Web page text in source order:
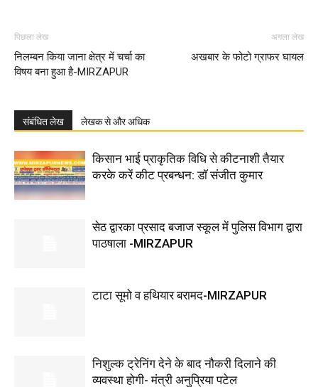
पिछला लेख
निलम्बन किया जाना क्षेत्र में चर्चा का
विषय बना हुआ है-MIRZAPUR
अगला लेख
अखबार के फोटो ग्राफर घायल
संबंधित लेख लेखक से और अधिक
किसान भाई प्राकृतिक विधि से कीटनाशी तैयार
करके करें कीट प्रबन्धन: डाॅ संजीत कुमार
सेठ द्वारका प्रसाद बजाज स्कूल में पुलिस विभाग द्वारा
पाठषाला -MIRZAPUR
टाटा सूमो व हथियार बरामद-MIRZAPUR
निशुल्क ट्रेनिंग देने के बाद नौकरी दिलाने की
व्यवस्था होगी- मंत्री अनुप्रिया पटेल